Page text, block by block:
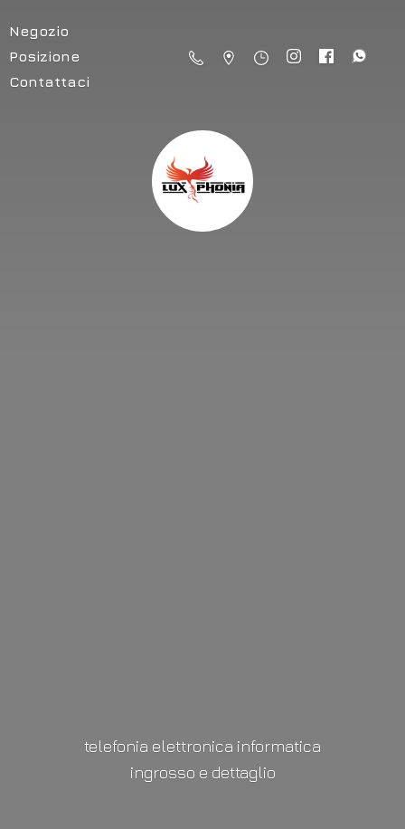
Negozio
Posizione
Contattaci
telefonia elettronica informatica
ingrosso e dettaglio